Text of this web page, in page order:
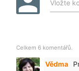
Vložte
Celkem 6 komentářů.
Vědma